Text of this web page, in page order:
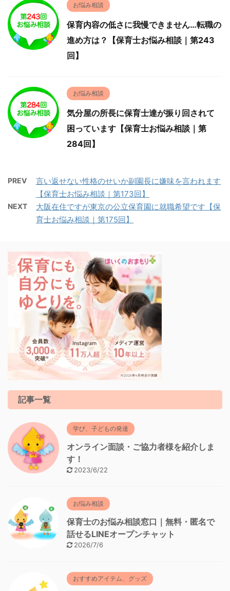
お悩み相談
保育内容の低さに我慢できません…転職の
進め方は？【保育士お悩み相談｜第243
回】
お悩み相談
気分屋の所長に保育士達が振り回されて
困っています【保育士お悩み相談｜第
284回】
PREV
言い返せない性格のせいか副園長に嫌味を言われます
【保育士お悩み相談｜第173回】
NEXT
大阪在住ですが東京の公立保育園に就職希望です【保
育士お悩み相談｜第175回】
記事一覧
学び、子どもの発達
オンライン面談・ご協力者様を紹介しま
す！
2023/6/22
お悩み相談
保育士のお悩み相談窓口｜無料・匿名で
話せるLINEオープンチャット
2026/7/6
おすすめアイテム、グッズ